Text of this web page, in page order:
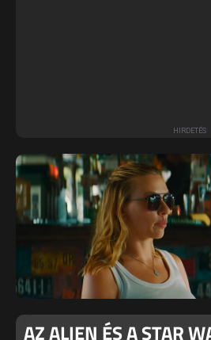
AZ ALIEN ÉS A STAR